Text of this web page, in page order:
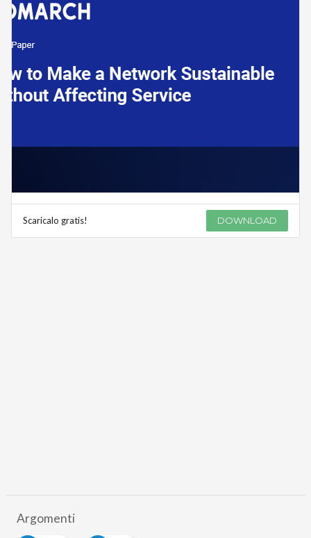
Scaricalo gratis! DOWNLOAD
Argomenti